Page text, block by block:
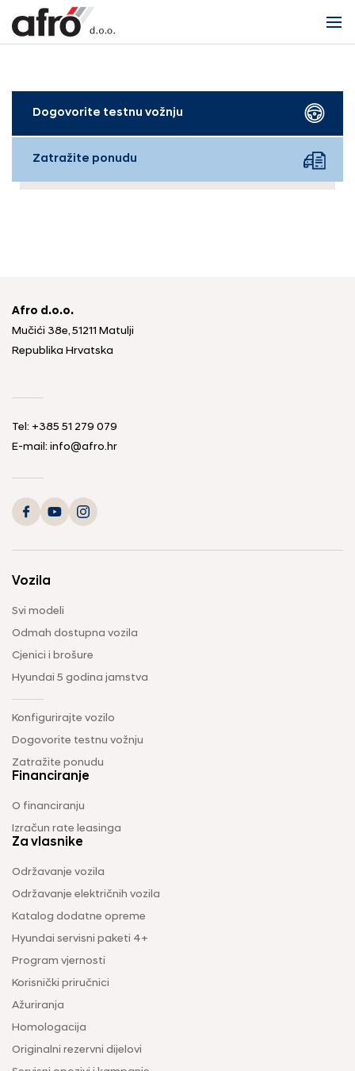
Dogovorite testnu vožnju
Zatražite ponudu
Afro d.o.o.
Mučići 38e, 51211 Matulji
Republika Hrvatska
Tel: +385 51 279 079
E-mail: info@afro.hr
Vozila
Svi modeli
Odmah dostupna vozila
Cjenici i brošure
Hyundai 5 godina jamstva
Konfigurirajte vozilo
Dogovorite testnu vožnju
Zatražite ponudu
Financiranje
O financiranju
Izračun rate leasinga
Za vlasnike
Održavanje vozila
Održavanje električnih vozila
Katalog dodatne opreme
Hyundai servisni paketi 4+
Program vjernosti
Korisnički priručnici
Ažuriranja
Homologacija
Originalni rezervni dijelovi